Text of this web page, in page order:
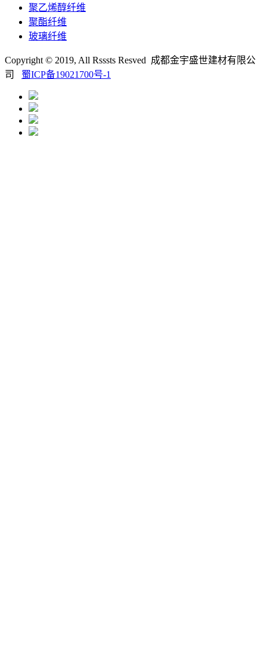
聚乙烯醇纤维
聚酯纤维
玻璃纤维
Copyright © 2019, All Rsssts Resved 成都金宇盛世建材有限公
司 蜀ICP备19021700号-1